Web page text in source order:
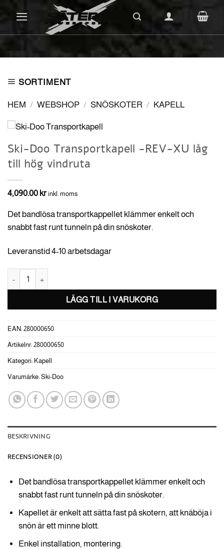
SORTIMENT
HEM / WEBSHOP / SNÖSKOTER / KAPELL
Ski-Doo Transportkapell -REV-XU låg
till hög vindruta
4,090.00 kr inkl. moms
Det bandlösa transportkappellet klämmer enkelt och
snabbt fast runt tunneln på din snöskoter.
Leveranstid 4-10 arbetsdagar
Ski-Doo Transportkapell -REV-XU låg till hög vindruta mängd
LÄGG TILL I VARUKORG
EAN: 280000650
Artikelnr: 280000650
Kategori: Kapell
Varumärke: Ski-Doo
BESKRIVNING
RECENSIONER (0)
Det bandlösa transportkappellet klämmer enkelt och
snabbt fast runt tunneln på din snöskoter.
Kapellet är enkelt att sätta fast på skotern, att knäböja i
snön är ett minne blott.
Enkel installation, montering.